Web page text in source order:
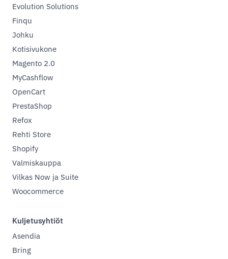
Evolution Solutions
Finqu
Johku
Kotisivukone
Magento 2.0
MyCashflow
OpenCart
PrestaShop
Refox
Rehti Store
Shopify
Valmiskauppa
Vilkas Now ja Suite
Woocommerce
Kuljetusyhtiöt
Asendia
Bring